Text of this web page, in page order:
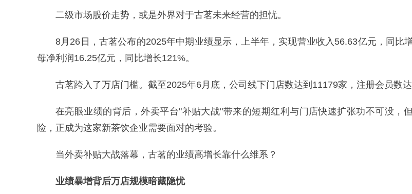
二级市场股价走势，或是外界对于古茗未来经营的担忧。
8月26日，古茗公布的2025年中期业绩显示，上半年，实现营业收入56.63亿元，同比
母净利润16.25亿元，同比增长121%。
古茗跨入了万店门槛。截至2025年6月底，公司线下门店数达到11179家，注册会员数达
在亮眼业绩的背后，外卖平台"补贴大战"带来的短期红利与门店快速扩张功不可没，
险，正成为这家新茶饮企业需要面对的考验。
当外卖补贴大战落幕，古茗的业绩高增长靠什么维系？
业绩暴增背后万店规模暗藏隐忧